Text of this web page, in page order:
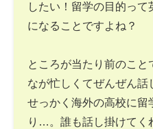
したい！留学の目的って
になることですよね？
ところが当たり前のこ
なが忙しくてぜんぜん話
せっかく海外の高校に留
り…。誰も話し掛けてく